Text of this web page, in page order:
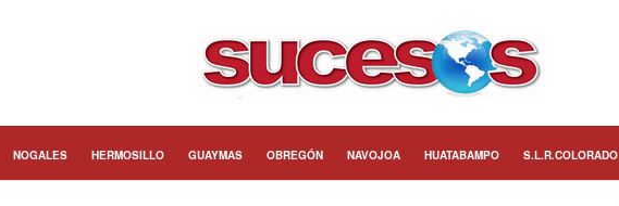
NOGALES HERMOSILLO GUAYMAS OBREGÓN NAVOJOA HUATABAMPO S.L.R.COLORADO